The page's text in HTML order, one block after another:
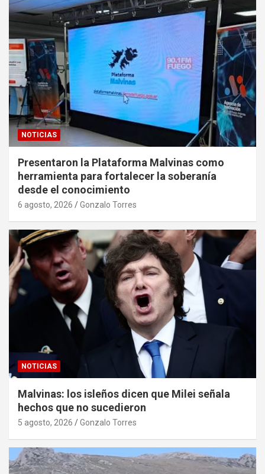
NOTICIAS
Presentaron la Plataforma Malvinas como
herramienta para fortalecer la soberanía
desde el conocimiento
6 agosto, 2026 Gonzalo Torres
NOTICIAS
Malvinas: los isleños dicen que Milei señala
hechos que no sucedieron
5 agosto, 2026 Gonzalo Torres